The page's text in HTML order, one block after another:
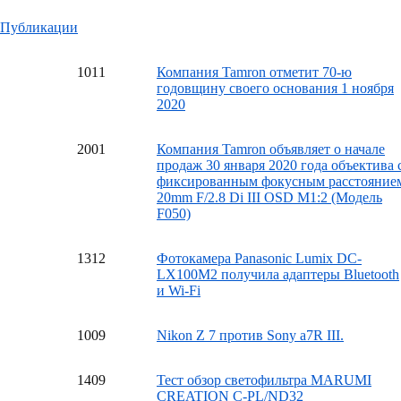
Публикации
1011
Компания Tamron отметит 70-ю
годовщину своего основания 1 ноября
2020
2001
Компания Tamron объявляет о начале
продаж 30 января 2020 года объектива
фиксированным фокусным
20mm F/2.8 Di III OSD M1:2 (Модель
F050)
1312
Фотокамера Panasonic Lumix DC-
LX100M2 получила адаптеры Bluetooth
и Wi-Fi
1009 Nikon Z 7 против Sony a7R III.
1409
Тест обзор светофильтра MARUMI
CREATION C-PL/ND32